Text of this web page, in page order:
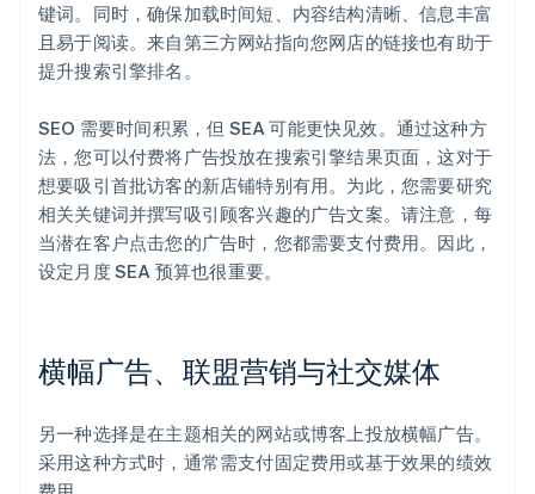
键词。同时，确保加载时间短、内容结构清晰、信息丰富
且易于阅读。来自第三方网站指向您网店的链接也有助于
提升搜索引擎排名。
SEO 需要时间积累，但 SEA 可能更快见效。通过这种方
法，您可以付费将广告投放在搜索引擎结果页面，这对于
想要吸引首批访客的新店铺特别有用。为此，您需要研究
相关关键词并撰写吸引顾客兴趣的广告文案。请注意，每
当潜在客户点击您的广告时，您都需要支付费用。因此，
设定月度 SEA 预算也很重要。
横幅广告、联盟营销与社交媒体
另一种选择是在主题相关的网站或博客上投放横幅广告。
采用这种方式时，通常需支付固定费用或基于效果的绩效